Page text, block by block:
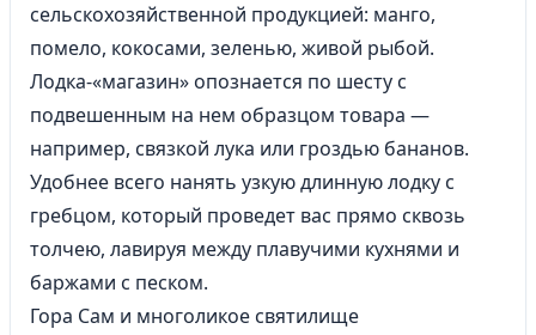
сельскохозяйственной продукцией: манго,
помело, кокосами, зеленью, живой рыбой.
Лодка-«магазин» опознается по шесту с
подвешенным на нем образцом товара —
например, связкой лука или гроздью бананов.
Удобнее всего нанять узкую длинную лодку с
гребцом, который проведет вас прямо сквозь
толчею, лавируя между плавучими кухнями и
баржами с песком.
Гора Сам и многоликое святилище